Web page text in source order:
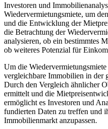
Investoren und
Wiedervermietungsmiete, um
und die Entwicklung der
die Betrachtung der
analysieren, ob ein bestimmtes
ob weiteres Potenzial für
Um die
vergleichbare Immobilien in der
Durch den Vergleich ähnlicher
ermittelt und die
ermöglicht es Investoren und
fundierten Daten zu treffen und
Immobilienmarkt anzupassen.